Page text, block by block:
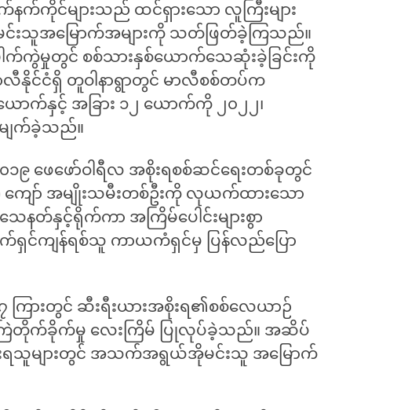
နက်ကိုင်များသည် ထင်ရှားသော လူကြီးများ
သူအမြောက်အများကို သတ်ဖြတ်ခဲ့ကြသည်။
က်ကွဲမှုတွင် စစ်သားနှစ်ယောက်သေဆုံးခဲ့ခြင်းကို
နိုင်ငံရှိ တူဝါနာရွာတွင် မာလီစစ်တပ်က
ာက်နှင့် အခြား ၁၂ ယောက်ကို ၂၀၂၂၊
ျက်ခဲ့သည်။
၉ ဖေဖော်ဝါရီလ အစိုးရစစ်ဆင်ရေးတစ်ခုတွင်
ျော် အမျိုးသမီးတစ်ဦးကို လုယက်ထားသော
သေနတ်နှင့်ရိုက်ကာ အကြိမ်ပေါင်းများစွာ
က်ရှင်ကျန်ရစ်သူ ကာယကံရှင်မှ ပြန်လည်ပြော
၇ ကြားတွင် ဆီးရီးယားအစိုးရ၏စစ်လေယာဉ်
ြဲတိုက်ခိုက်မှု လေးကြိမ် ပြုလုပ်ခဲ့သည်။ အဆိပ်
သူများတွင် အသက်အရွယ်အိုမင်းသူ အမြောက်